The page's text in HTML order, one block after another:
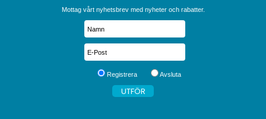
Mottag vårt nyhetsbrev med nyheter och rabatter.
Registrera Avsluta